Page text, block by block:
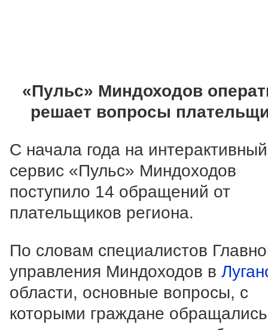
«Пульс» Миндоходов
решает вопросы
С начала года на интерактивный
сервис «Пульс» Миндоходов
поступило 14 обращений от
плательщиков региона.
По словам специалистов
управления Миндоходов в
области, основные вопросы, с
которыми граждане